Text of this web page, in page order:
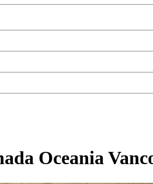
Oceania